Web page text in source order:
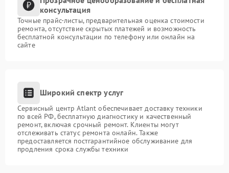
консультация
Точные прайс-листы, предварительная оценка стоимости
ремонта, отсутствие скрытых платежей и возможность
бесплатной консультации по телефону или онлайн на
сайте
Широкий спектр услуг
Сервисный центр Atlant обеспечивает доставку техники
по всей РФ, бесплатную диагностику и качественный
ремонт, включая срочный ремонт. Клиенты могут
отслеживать статус ремонта онлайн. Также
предоставляется постгарантийное обслуживание для
продления срока службы техники